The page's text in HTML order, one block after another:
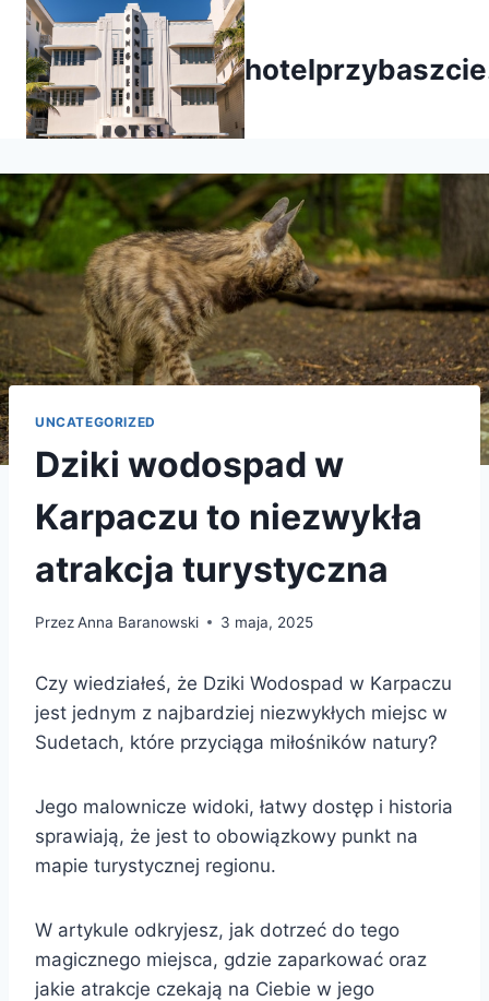
Przejdź
treści
UNCATEGORIZED
Dziki wodospad w
Karpaczu to niezwykła
atrakcja turystyczna
PrzezAnna Baranowski 3 maja, 2025
Czy wiedziałeś, że Dziki Wodospad w Karpaczu
jest jednym z najbardziej niezwykłych miejsc w
Sudetach, które przyciąga miłośników natury?
Jego malownicze widoki, łatwy dostęp i historia
sprawiają, że jest to obowiązkowy punkt na
mapie turystycznej regionu.
W artykule odkryjesz, jak dotrzeć do tego
magicznego miejsca, gdzie zaparkować oraz
jakie atrakcje czekają na Ciebie w jego